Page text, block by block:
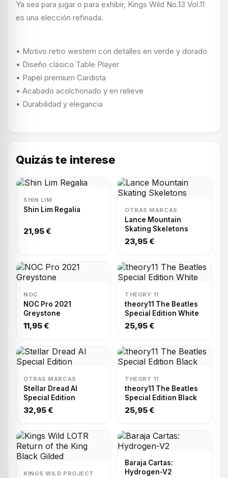
Ya sea para jugar o para exhibir, Kings Wild No.13 Vol.11
es una elección refinada.
• Motivo retro western con detalles en verde y dorado
• Diseño clásico Table Player
• Papel premium Cardista
• Acabado acolchonado y en relieve
• Durabilidad y elegancia
Quizás te interese
SHIN LIM
Shin Lim Regalia
21,95 €
OTRAS MARCAS
Lance Mountain
Skating Skeletons
23,95 €
NOC
NOC Pro 2021
Greystone
11,95 €
THEORY 11
theory11 The Beatles
Special Edition White
25,95 €
OTRAS MARCAS
Stellar Dread AI
Special Edition
32,95 €
THEORY 11
theory11 The Beatles
Special Edition Black
25,95 €
KINGS WILD PROJECT
Baraja Cartas:
Hydrogen-V2